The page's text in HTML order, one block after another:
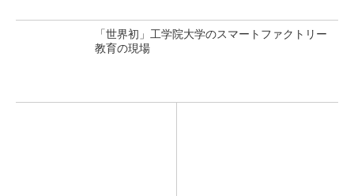
「世界初」工学院大学のスマートファクトリー
教育の現場